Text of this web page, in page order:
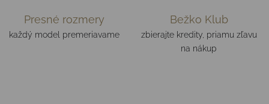
Presné rozmery
každý model premeriavame
Bežko Klub
zbierajte kredity, priamu zľavu
na nákup